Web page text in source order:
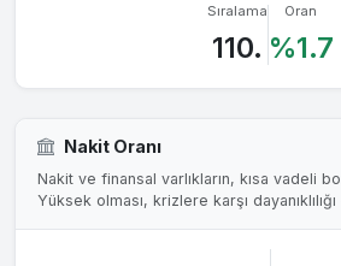
Sıralama
110.
Oran
%1.7
Nakit Oranı
Nakit ve finansal varlıkların, kısa vadeli
Yüksek olması, krizlere karşı